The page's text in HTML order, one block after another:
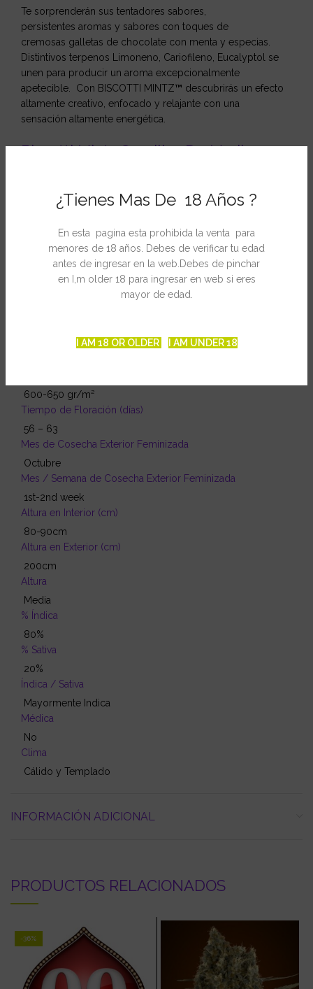
¿Tienes Mas De 18 Años ?
En esta pagina esta prohibida la venta para
menores de 18 años. Debes de verificar tu edad
antes de ingresar en la web.Debes de pinchar
en I,m older 18 para ingresar en web si eres
mayor de edad.
I AM 18 OR OLDER I AM UNDER 18
Te sorprenderán sus tentadores sabores,
persistentes aromas y sabores con toques de
cremosas galletas de chocolate con menta y especias.
Distintivos terpenos Limoneno, Cariofileno, Eucalyptol se
unen para producir un aroma excepcionalmente
apetecible. Con BISCOTTI MINTZ™ descubrirás un efecto
altamente creativo, enfocado y relajante con una
sensación altamente energética.
Biscotti Mintz Semillas De Marihuana
Fotoperiodo
INTERIOR / EXTERIOR
Productividad en Exterior (g)
600-650 gr/m²
Tiempo de Floración (días)
56 – 63
Mes de Cosecha Exterior Feminizada
Octubre
Mes / Semana de Cosecha Exterior Feminizada
1st-2nd week
Altura en Interior (cm)
80-90cm
Altura en Exterior (cm)
200cm
Altura
Media
% Índica
80%
% Sativa
20%
Índica / Sativa
Mayormente Indica
Médica
No
Clima
Cálido y Templado
INFORMACIÓN ADICIONAL
PRODUCTOS RELACIONADOS
-36%